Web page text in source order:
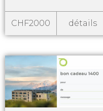
CHF2000 détails